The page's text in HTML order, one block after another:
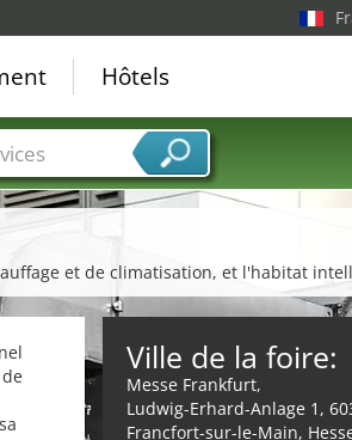
et de climatisation, et l'habitat
Ville de la foire:
Messe Frankfurt,
Ludwig-Erhard-Anlage 1,
Francfort-sur-le-Main,
Hôtels